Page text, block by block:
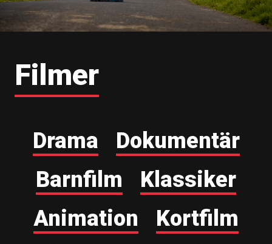
Filmer
Drama
Dokumentär
Barnfilm
Klassiker
Animation
Kortfilm